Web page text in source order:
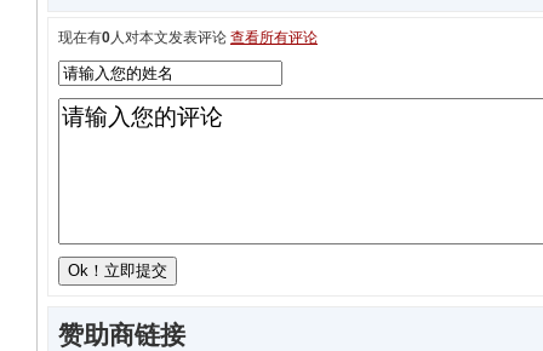
现在有0人对本文发表评论 查看所有评论
赞助商链接